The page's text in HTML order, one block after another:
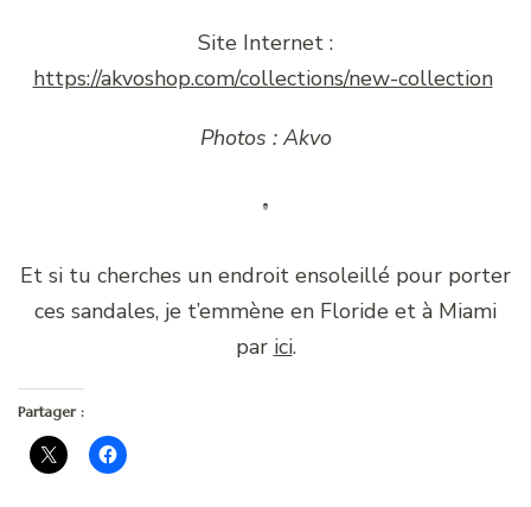
Site Internet :
https://akvoshop.com/collections/new-collection
Photos : Akvo
Et si tu cherches un endroit ensoleillé pour porter
ces sandales, je t’emmène en Floride et à Miami
par ici.
Partager :